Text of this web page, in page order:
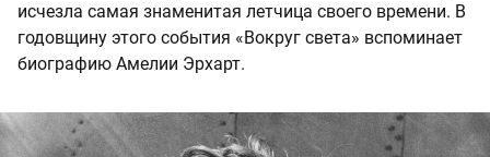
исчезла самая знаменитая летчица своего времени. В
годовщину этого события «Вокруг света» вспоминает
биографию Амелии Эрхарт.